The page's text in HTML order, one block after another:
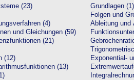
(23)
(4)
und Gleichungen (59)
(21)
(12)
(13)
Grundlagen (1)
Folgen und
Ableitung und
Exponential-